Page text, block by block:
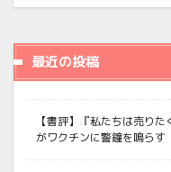
最近の投稿
【書評】『私たちは売り
がワクチンに警鐘を鳴らす